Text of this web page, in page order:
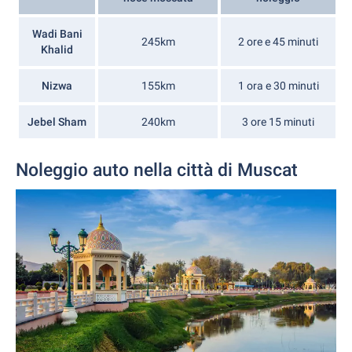
Wadi Bani
Khalid
245km 2 ore e 45 minuti
Nizwa 155km 1 ora e 30 minuti
Jebel Sham 240km 3 ore 15 minuti
Noleggio auto nella città di Muscat